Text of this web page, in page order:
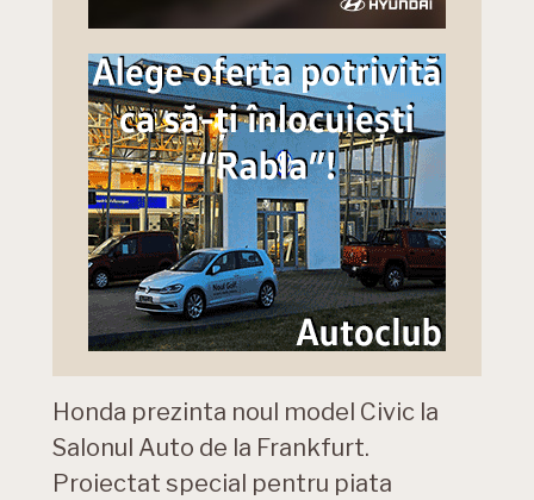
Honda prezinta noul model Civic la
Salonul Auto de la Frankfurt.
Proiectat special pentru piata